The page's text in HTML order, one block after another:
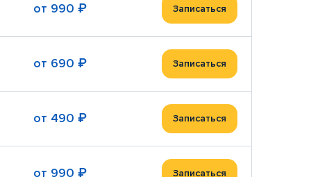
от 990 ₽ Записаться
от 690 ₽ Записаться
от 490 ₽ Записаться
от 990 ₽ Записаться